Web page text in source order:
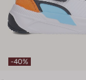
-40%